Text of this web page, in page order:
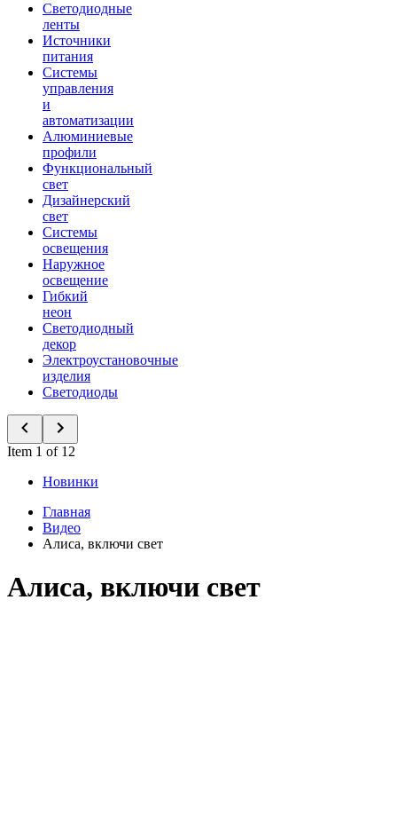
Светодиодные
ленты
Источники
питания
Системы
управления
и
автоматизации
Алюминиевые
профили
Функциональный
свет
Дизайнерский
свет
Системы
освещения
Наружное
освещение
Гибкий
неон
Светодиодный
декор
Электроустановочные
изделия
Светодиоды
Item 1 of 12
Новинки
Главная
Видео
Алиса, включи свет
Алиса, включи свет